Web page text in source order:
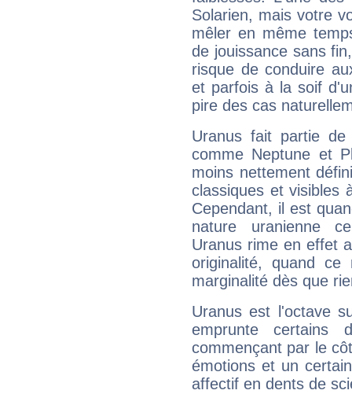
Solarien, mais votre
mêler en même
de jouissance sans
risque de conduire
et parfois à la soif
pire des cas
Uranus fait partie
comme Neptune et
moins nettement
classiques et visibles
Cependant, il est
nature uranienne
Uranus rime en effet
originalité, quand ce
marginalité dès que
Uranus est l'octave
emprunte
commençant par le
émotions et un
affectif en dents de